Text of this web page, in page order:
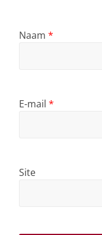
Naam *
E-mail *
Site